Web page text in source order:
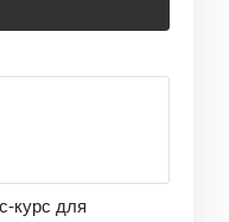
курс для